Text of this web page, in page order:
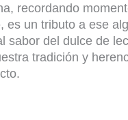
recordando
es un tributo a ese
sabor del dulce de
tradición y